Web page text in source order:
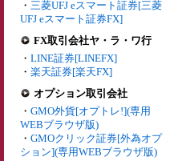
・ 三菱UFJ eスマート証券[三菱
UFJ eスマート証券FX]
FX取引会社ヤ・ラ・ワ行
・ LINE証券[LINEFX]
・ 楽天証券[楽天FX]
オプション取引会社
・ GMO外貨[オプトレ!](専用
WEBブラウザ版)
・ GMOクリック証券[外為オプ
ション](専用WEBブラウザ版)